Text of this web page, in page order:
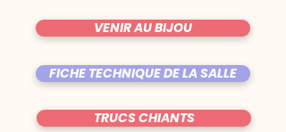
VENIR AU BIJOU
FICHE TECHNIQUE DE LA SALLE
TRUCS CHIANTS